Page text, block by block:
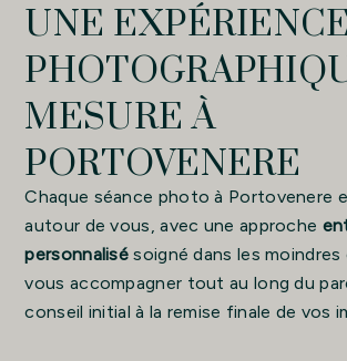
UNE EXPÉRIENCE
MESURE À
PORTOVENERE
Chaque séance photo à Portovenere
autour de vous, avec une approche
personnalisé soigné dans les
vous accompagner tout au long du
conseil initial à la remise finale de vos